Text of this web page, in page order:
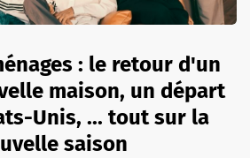
: le retour d'un
maison, un départ
Unis, ... tout sur la
saison